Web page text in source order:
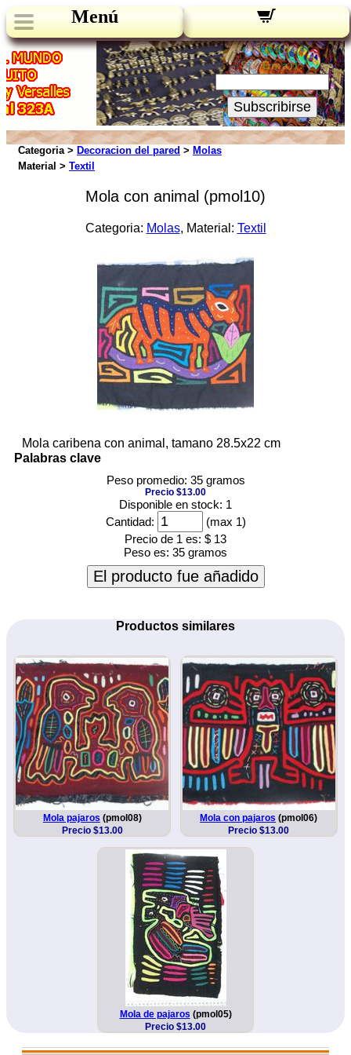
Menú
Novedades:
Su Email:
Subscribirse
Categoria > Decoracion del pared > Molas
Material > Textil
Mola con animal (pmol10)
Categoria: Molas, Material: Textil
Mola caribena con animal, tamano 28.5x22 cm
Palabras clave
Peso promedio: 35 gramos
Precio $13.00
Disponible en stock: 1
Cantidad:
(max 1)
Precio de 1 es: $ 13
Peso es: 35 gramos
El producto fue añadido
Productos similares
Mola pajaros (pmol08)
Precio $13.00
Mola con pajaros (pmol06)
Precio $13.00
Mola de pajaros (pmol05)
Precio $13.00